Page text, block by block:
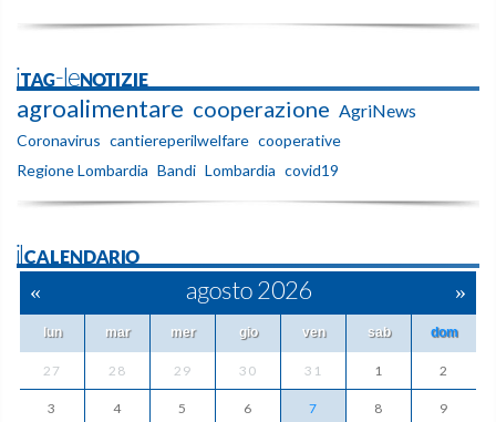
iTAG-leNOTIZIE
agroalimentare cooperazione AgriNews
Coronavirus cantiereperilwelfare cooperative
Regione Lombardia Bandi Lombardia covid19
ilCALENDARIO
« agosto 2026 »
lun mar mer gio ven sab dom
27 28 29 30 31 1 2
3 4 5 6 7 8 9